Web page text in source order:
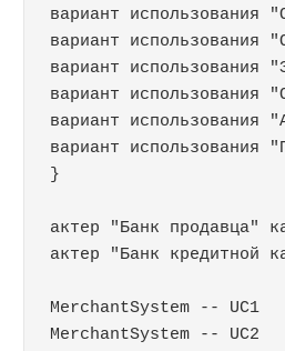
вариант использования
вариант использования
вариант использования
вариант использования
вариант использования
вариант использования
}
актер "Банк продавца"
актер "Банк кредитной
MerchantSystem -- UC1
MerchantSystem -- UC2